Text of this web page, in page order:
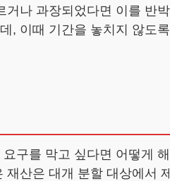
나 과장되었다면 이를 반
, 이때 기간을 놓치지 않
구를 막고 싶다면 어떻게
산은 대개 분할 대상에서